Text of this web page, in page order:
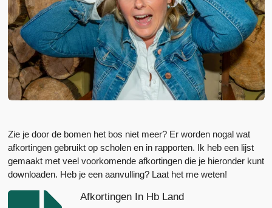
Zie je door de bomen het bos niet meer? Er worden nogal wat
afkortingen gebruikt op scholen en in rapporten. Ik heb een lijst
gemaakt met veel voorkomende afkortingen die je hieronder kunt
downloaden. Heb je een aanvulling? Laat het me weten!
Afkortingen In Hb Land